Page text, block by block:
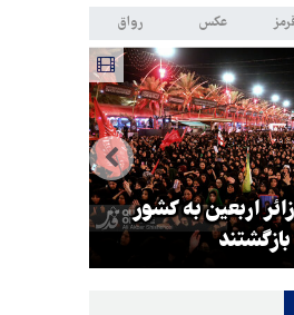
عکس رواق
مقاومت، آمریکا را
درمانده کرد